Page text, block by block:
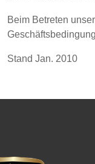
Beim Betreten
Stand Jan. 2010